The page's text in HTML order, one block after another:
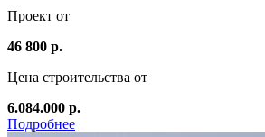
Проект от
46 800 р.
Цена строительства от
6.084.000 р.
Подробнее